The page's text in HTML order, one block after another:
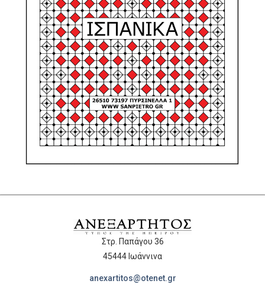
Στρ. Παπάγου 36
45444 Ιωάννινα
anexartitos@otenet.gr